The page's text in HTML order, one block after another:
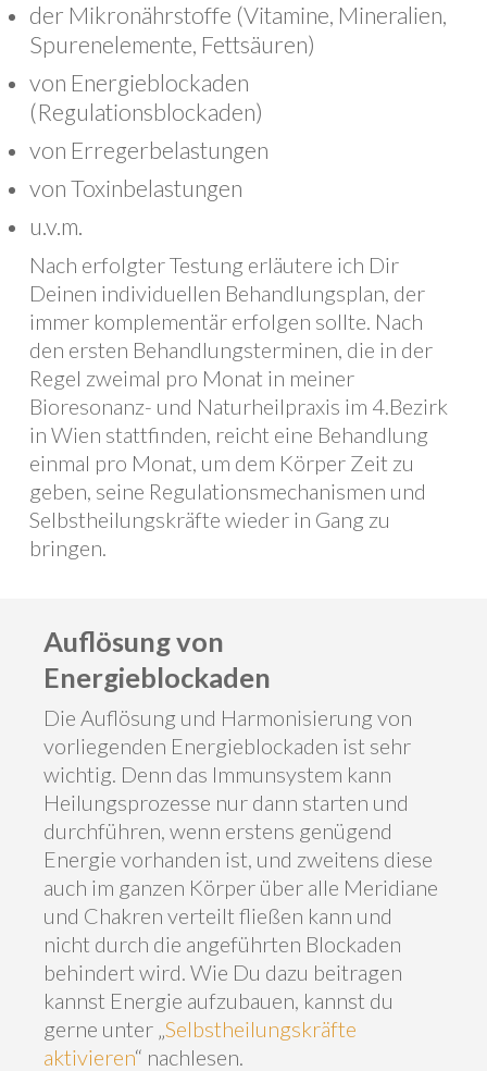
der Mikronährstoffe (Vitamine, Mineralien,
Spurenelemente, Fettsäuren)
von Energieblockaden
(Regulationsblockaden)
von Erregerbelastungen
von Toxinbelastungen
u.v.m.
Nach erfolgter Testung erläutere ich Dir
Deinen individuellen Behandlungsplan, der
immer komplementär erfolgen sollte. Nach
den ersten Behandlungsterminen, die in der
Regel zweimal pro Monat in meiner
Bioresonanz- und Naturheilpraxis im 4.Bezirk
in Wien stattfinden, reicht eine Behandlung
einmal pro Monat, um dem Körper Zeit zu
geben, seine Regulationsmechanismen und
Selbstheilungskräfte wieder in Gang zu
bringen.
Auflösung von
Energieblockaden
Die Auflösung und Harmonisierung von
vorliegenden Energieblockaden ist sehr
wichtig. Denn das Immunsystem kann
Heilungsprozesse nur dann starten und
durchführen, wenn erstens genügend
Energie vorhanden ist, und zweitens diese
auch im ganzen Körper über alle Meridiane
und Chakren verteilt fließen kann und
nicht durch die angeführten Blockaden
behindert wird. Wie Du dazu beitragen
kannst Energie aufzubauen, kannst du
gerne unter „ Selbstheilungskräfte
aktivieren“ nachlesen.